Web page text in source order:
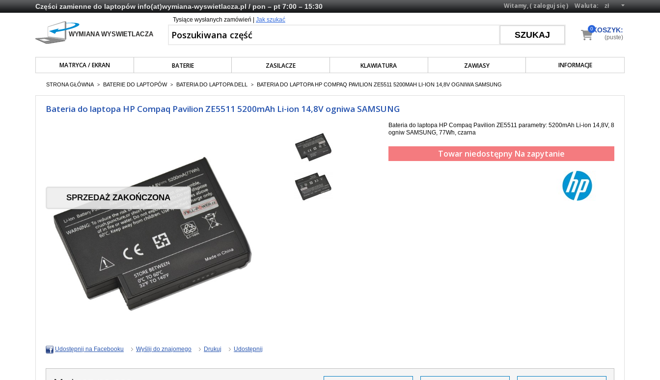
Części zamienne do laptopówinfo(at)wymiana-wyswietlacza.pl/ pon – pt 7:00 – 15:30 Waluta:
Witamy, (zaloguj się)
Tysiące wysłanych zamówień | Jak szukać
MATRYCA / EKRAN BATERIE ZASILACZE KLAWIATURA ZAWIASY INFORMACJE
KOSZYK:
0
(puste)
STRONA GŁÓWNA > BATERIE DO LAPTOPÓW > BATERIA DO LAPTOPA DELL > BATERIA DO LAPTOPA HP COMPAQ PAVILION ZE5511 5200MAH LI-ION 14,8V OGNIWA SAMSUNG
Bateria do laptopa HP Compaq Pavilion ZE5511 5200mAh Li-ion 14,8V ogniwa SAMSUNG
SPRZEDAŻ ZAKOŃCZONA
Bateria do laptopa HP Compaq Pavilion ZE5511 parametry: 5200mAh Li-ion 14,8V, 8
ogniw SAMSUNG, 77Wh, czarna
Towar niedostępny Na zapytanie
Udostępnij na Facebooku Wyślij do znajomego Drukuj Udostępnij